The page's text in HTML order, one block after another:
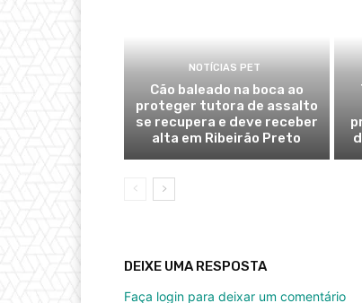
NOTÍCIAS PET
Cão baleado na boca ao
proteger tutora de assalto
se recupera e deve receber
alta em Ribeirão Preto
DEIXE UMA RESPOSTA
Faça login para deixar um comentário